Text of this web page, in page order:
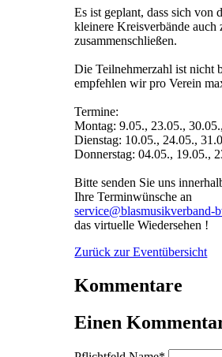
Es ist geplant, dass sich von
kleinere Kreisverbände auch
zusammenschließen.
Die Teilnehmerzahl ist nicht
empfehlen wir pro Verein
Termine:
Montag: 9.05., 23.05.,
Dienstag: 10.05., 24.05.,
Donnerstag: 04.05., 19.05.,
Bitte senden Sie uns
Ihre Terminwünsche an
service@blasmusikverband-
das virtuelle Wiedersehen !
Zurück zur Eventübersicht
Kommentare
Einen